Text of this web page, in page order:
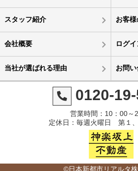
スタッフ紹介 お客
会社概要 ログ
当社が選ばれる理由 お問
0120-
営業時間：10：00～
定休日：毎週火曜日 第１
©日本新都市リアルタ